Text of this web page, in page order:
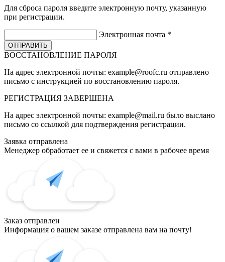
Для сброса пароля введите электронную почту, указанную
при регистрации.
Электронная почта *
ВОССТАНОВЛЕНИЕ ПАРОЛЯ
На адрес электронной почты: example@roofc.ru отправлено
письмо с инструкцией по восстановлению пароля.
РЕГИСТРАЦИЯ ЗАВЕРШЕНА
На адрес электронной почты: example@mail.ru было выслано
письмо со ссылкой для подтверждения регистрации.
Заявка отправлена
Менеджер обработает ее и свяжется с вами в рабочее время
Заказ отправлен
Информация о вашем заказе отправлена вам на почту!